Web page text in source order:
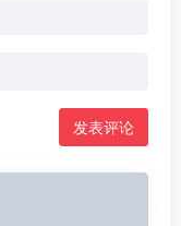
发表评论